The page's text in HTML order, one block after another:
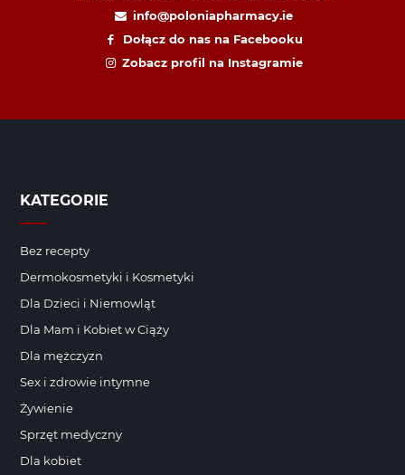
info@poloniapharmacy.ie
Dołącz do nas na Facebooku
Zobacz profil na Instagramie
KATEGORIE
Bez recepty
Dermokosmetyki i Kosmetyki
Dla Dzieci i Niemowląt
Dla Mam i Kobiet w Ciąży
Dla mężczyzn
Sex i zdrowie intymne
Żywienie
Sprzęt medyczny
Dla kobiet